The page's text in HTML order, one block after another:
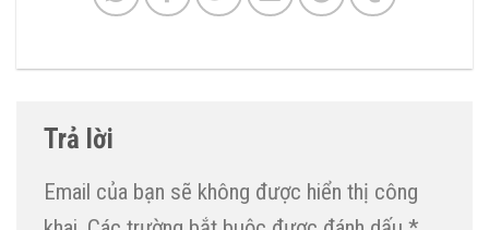
Trả lời
Email của bạn sẽ không được hiển thị công